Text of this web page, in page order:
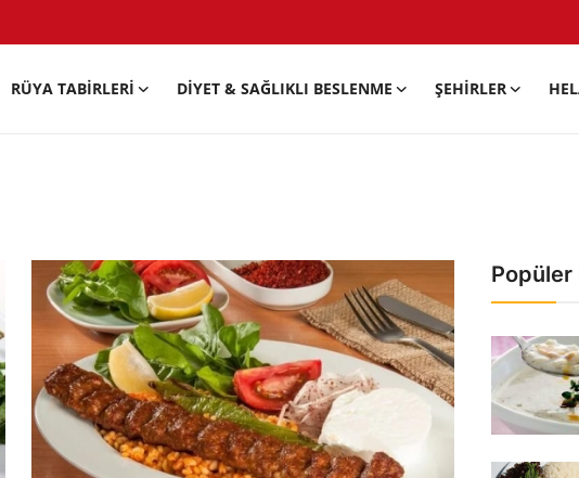
RÜYA TABIRLERI DIYET & SAĞLIKLI BESLENME ŞEHIRLER